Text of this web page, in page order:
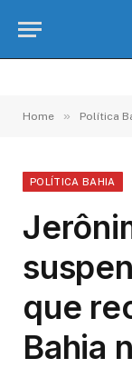
Home » Política
POLÍTICA BAHIA
que
Bahia